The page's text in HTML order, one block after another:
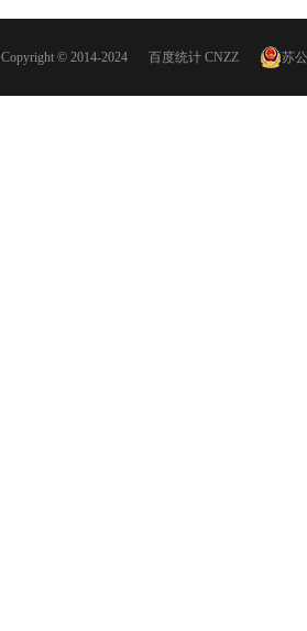
Copyright © 2014-2024 百度统计 CNZZ 苏